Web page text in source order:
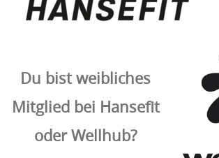
Du bist weibliches
Mitglied bei Hansefit
oder Wellhub?